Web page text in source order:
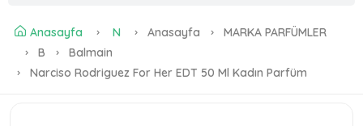
Anasayfa N Anasayfa
MARKA PARFÜMLER
B
Balmain
Narciso Rodriguez For Her EDT 50 Ml Kadın Parfüm